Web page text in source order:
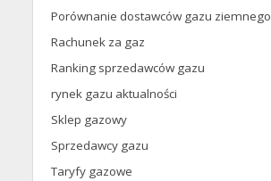
Porównanie dostawców gazu ziemnego
Rachunek za gaz
Ranking sprzedawców gazu
rynek gazu aktualności
Sklep gazowy
Sprzedawcy gazu
Taryfy gazowe